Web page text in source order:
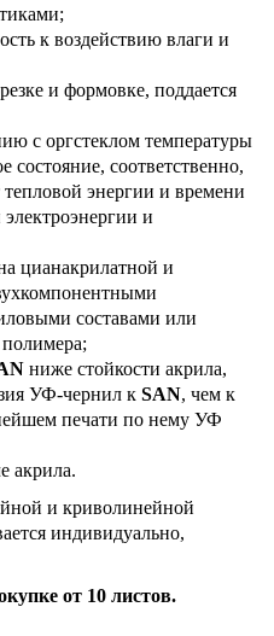
к воздействию влаги и
и формовке, поддается
с оргстеклом температуры
состояние, соответственно,
тепловой энергии и времени
и
цианакрилатной и
составами или
ниже стойкости акрила,
УФ-чернил к SAN, чем к
печати по нему УФ
акрила.
и криволинейной
индивидуально,
от 10 листов.